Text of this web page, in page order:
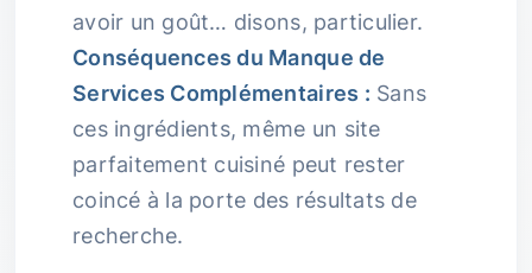
avoir un goût… disons, particulier.
Conséquences du Manque de
Services Complémentaires : Sans
ces ingrédients, même un site
parfaitement cuisiné peut rester
coincé à la porte des résultats de
recherche.